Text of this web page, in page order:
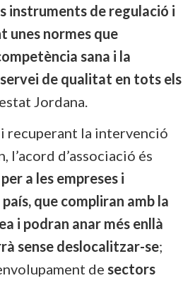
instruments de regulació i
unes normes que
sana i la
de qualitat en tots els
Jordana.
i recuperant la intervenció
l’acord d’associació és
a les empreses i
que compliran amb la
i podran anar més enllà
sense deslocalitzar-se;
de sectors